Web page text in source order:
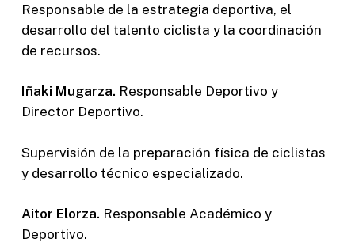
Responsable de la estrategia deportiva, el
desarrollo del talento ciclista y la coordinación
de recursos.
Iñaki Mugarza. Responsable Deportivo y
Director Deportivo.
Supervisión de la preparación física de ciclistas
y desarrollo técnico especializado.
Aitor Elorza. Responsable Académico y
Deportivo.